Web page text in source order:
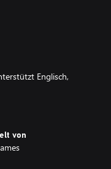
Englisch,
von